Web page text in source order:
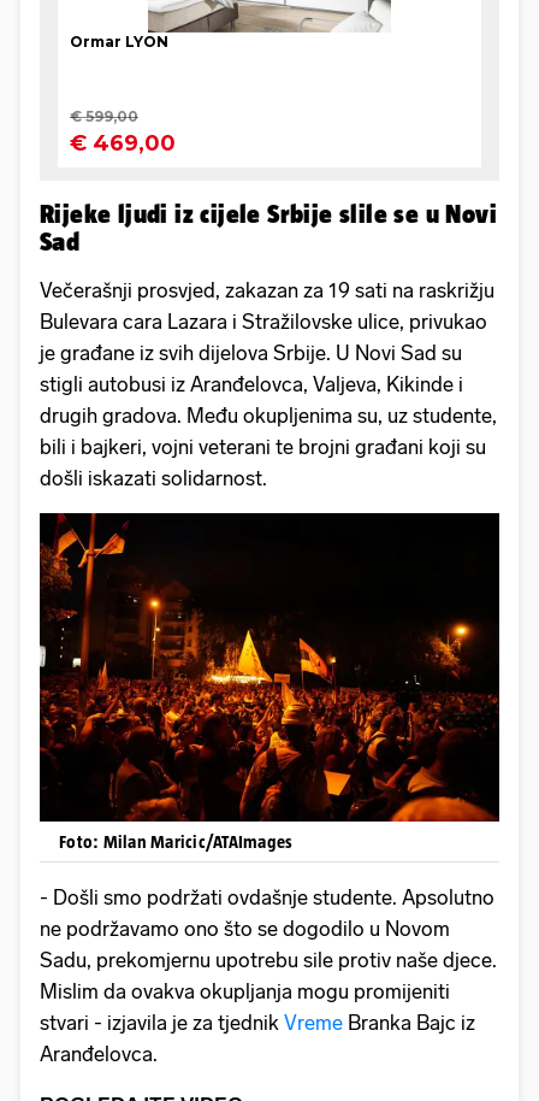
Rijeke ljudi iz cijele Srbije slile se u Novi
Sad
Večerašnji prosvjed, zakazan za 19 sati na raskrižju
Bulevara cara Lazara i Stražilovske ulice, privukao
je građane iz svih dijelova Srbije. U Novi Sad su
stigli autobusi iz Aranđelovca, Valjeva, Kikinde i
drugih gradova. Među okupljenima su, uz studente,
bili i bajkeri, vojni veterani te brojni građani koji su
došli iskazati solidarnost.
Foto: Milan Maricic/ATAImages
- Došli smo podržati ovdašnje studente. Apsolutno
ne podržavamo ono što se dogodilo u Novom
Sadu, prekomjernu upotrebu sile protiv naše djece.
Mislim da ovakva okupljanja mogu promijeniti
stvari - izjavila je za tjednik Vreme Branka Bajc iz
Aranđelovca.